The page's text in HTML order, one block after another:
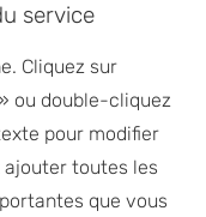
service
Cliquez sur
ou double-cliquez
pour modifier
toutes les
que vous